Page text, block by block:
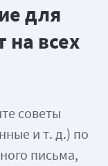
для
на всех
советы
и т. д.) по
письма,